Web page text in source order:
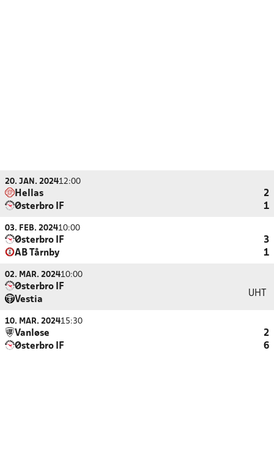
20. JAN. 202412:00
Hellas
2
Østerbro IF
1
03. FEB. 202410:00
Østerbro IF
3
AB Tårnby
1
02. MAR. 202410:00
Østerbro IF
Vestia
UHT
10. MAR. 202415:30
Vanløse
2
Østerbro IF
6